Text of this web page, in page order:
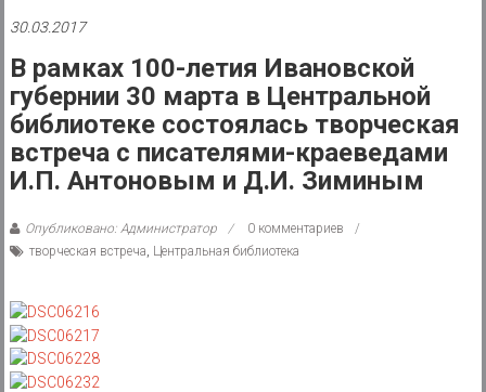
казенное
учреждение
30.03.2017
В рамках 100-летия Ивановской
губернии 30 марта в Центральной
библиотеке состоялась творческая
встреча с писателями-краеведами
И.П. Антоновым и Д.И. Зиминым
Опубликовано: Администратор
0 комментариев
творческая встреча, Центральная библиотека